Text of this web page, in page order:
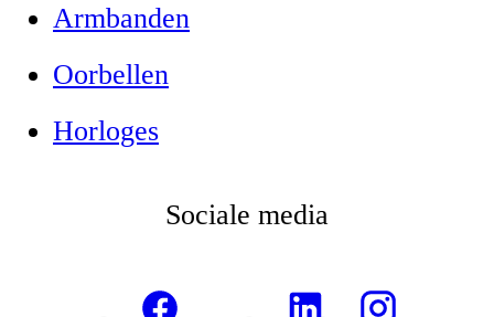
Armbanden
Oorbellen
Horloges
Sociale media